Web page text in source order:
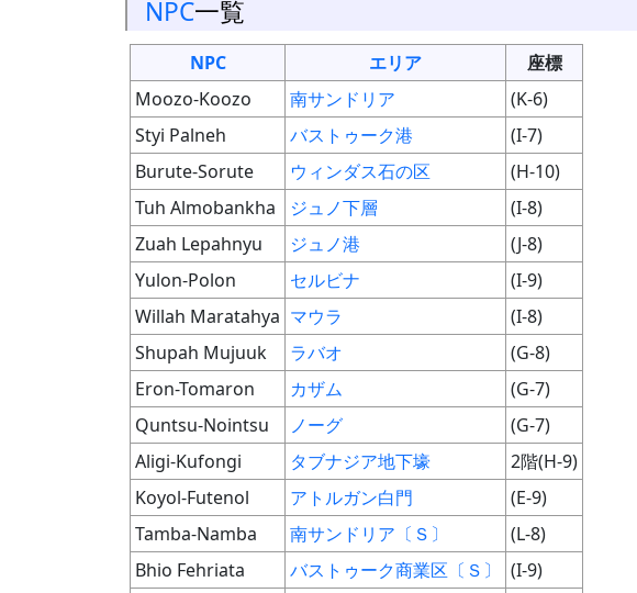
NPC一覧
NPC エリア
座標
Moozo-Koozo
南サンドリア
(K-6)
Styi Palneh
バストゥーク港
(I-7)
Burute-Sorute
ウィンダス石の区
(H-10)
Tuh Almobankha
ジュノ下層
(I-8)
Zuah Lepahnyu
ジュノ港
(J-8)
Yulon-Polon
セルビナ
(I-9)
Willah Maratahya マウラ
(I-8)
Shupah Mujuuk
ラバオ
(G-8)
Eron-Tomaron
カザム
(G-7)
Quntsu-Nointsu
ノーグ
(G-7)
Aligi-Kufongi
タブナジア地下壕
2階(H-9)
Koyol-Futenol
アトルガン白門
(E-9)
Tamba-Namba
南サンドリア〔Ｓ〕
(L-8)
Bhio Fehriata
バストゥーク商業区〔Ｓ〕
(I-9)